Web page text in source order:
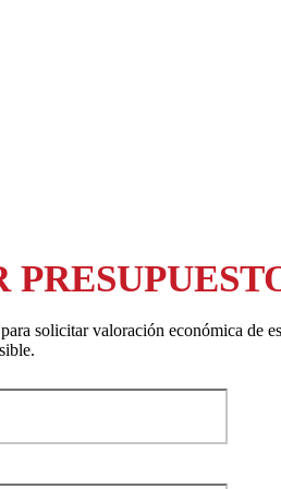
solicitar valoración económica de